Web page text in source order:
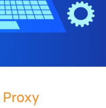
Proxy